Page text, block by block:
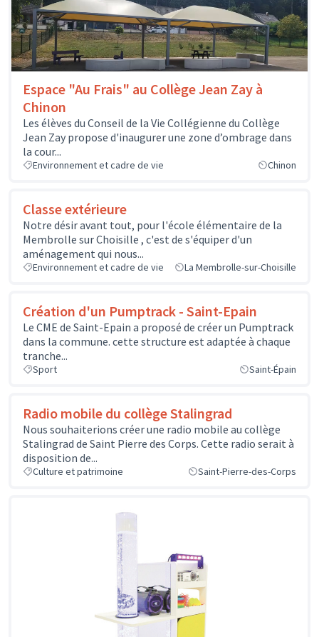
Espace "Au Frais" au Collège Jean Zay à
Chinon
Les élèves du Conseil de la Vie Collégienne du Collège
Jean Zay propose d'inaugurer une zone d’ombrage dans
la cour...
Environnement et cadre de vie Chinon
Classe extérieure
Notre désir avant tout, pour l'école élémentaire de la
Membrolle sur Choisille , c'est de s'équiper d'un
aménagement qui nous...
Environnement et cadre de vie La Membrolle-sur-Choisille
Création d'un Pumptrack - Saint-Epain
Le CME de Saint-Epain a proposé de créer un Pumptrack
dans la commune. cette structure est adaptée à chaque
tranche...
Sport Saint-Épain
Radio mobile du collège Stalingrad
Nous souhaiterions créer une radio mobile au collège
Stalingrad de Saint Pierre des Corps. Cette radio serait à
disposition de...
Culture et patrimoine Saint-Pierre-des-Corps